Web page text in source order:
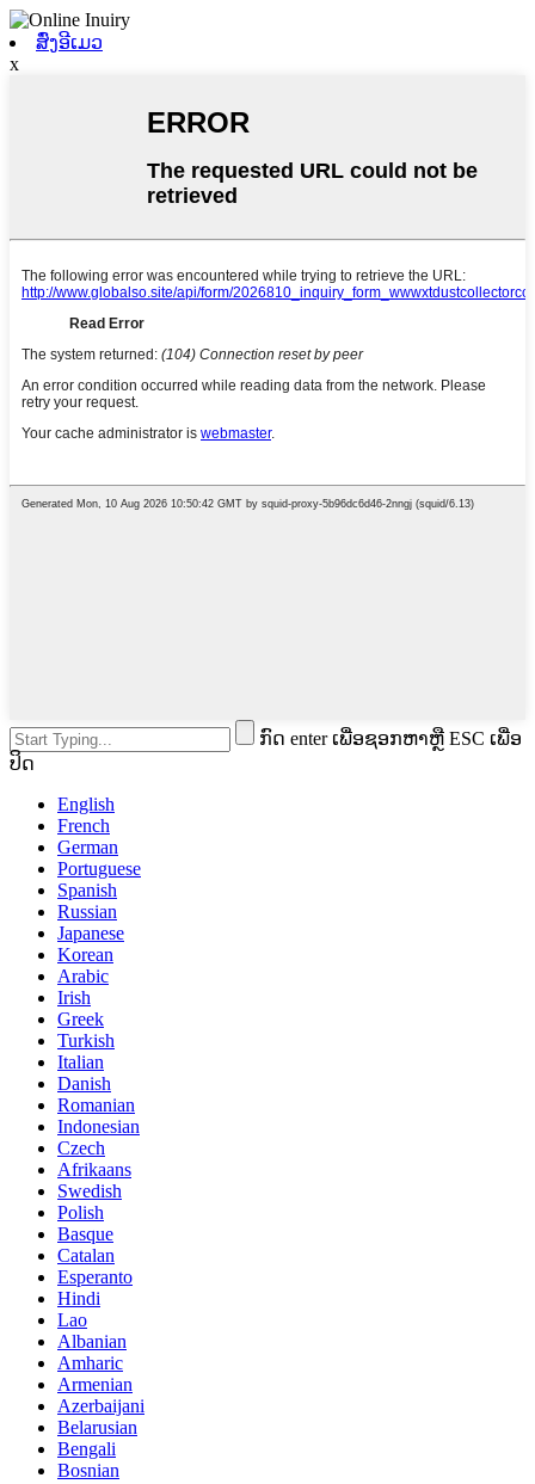
ສົ່ງອີເມວ
x
ກົດ enter ເພື່ອຊອກຫາຫຼື ESC ເພື່ອ
ປິດ
English
French
German
Portuguese
Spanish
Russian
Japanese
Korean
Arabic
Irish
Greek
Turkish
Italian
Danish
Romanian
Indonesian
Czech
Afrikaans
Swedish
Polish
Basque
Catalan
Esperanto
Hindi
Lao
Albanian
Amharic
Armenian
Azerbaijani
Belarusian
Bengali
Bosnian